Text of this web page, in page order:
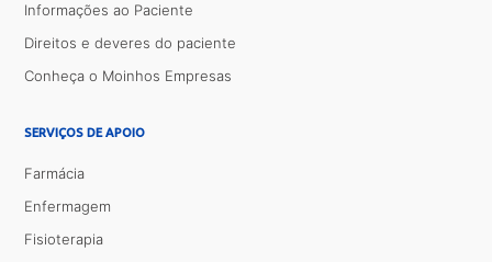
Informações ao Paciente
Direitos e deveres do paciente
Conheça o Moinhos Empresas
SERVIÇOS DE APOIO
Farmácia
Enfermagem
Fisioterapia